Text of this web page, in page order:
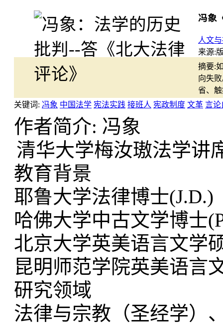
冯象
人文
来源:
摘要:
向失
省、
关键词: 冯象 中国法学 宪法实践 接班人 宪政制度 文革 言论
作者简介: 冯象
清华大学梅汝璈法学讲
教育背景
耶鲁大学法律博士(J.D.)
哈佛大学中古文学博士
北京大学英美语言文学
昆明师范学院英美语言
研究领域
法律与宗教（圣经学）